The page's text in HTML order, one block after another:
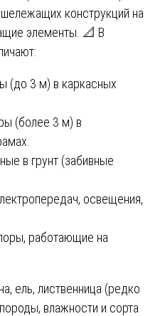
конструкций на
элементы. 📐 В
(до 3 м) в каркасных
(более 3 м) в
в грунт (забивные
освещения,
работающие на
ель, лиственница (редко
влажности и сорта